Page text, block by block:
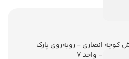
کوچه انصاری - روبه‌روی پارک
ششم - واحد 7